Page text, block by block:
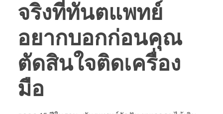
จริงที่ทันตแพทย์
อยากบอกก่อนคุณ
ตัดสินใจติดเครื่อง
มือ